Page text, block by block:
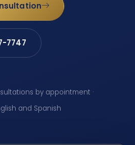
7747
by appointment ·
and Spanish